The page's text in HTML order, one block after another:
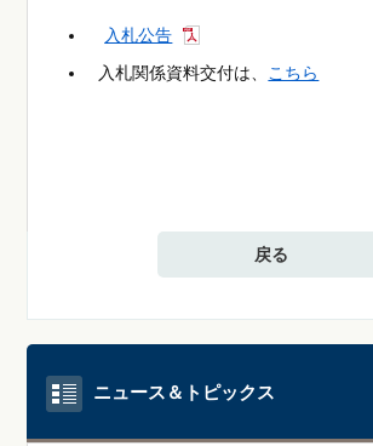
入札公告
入札関係資料交付は、
こちら
戻る
ニュース＆トピックス